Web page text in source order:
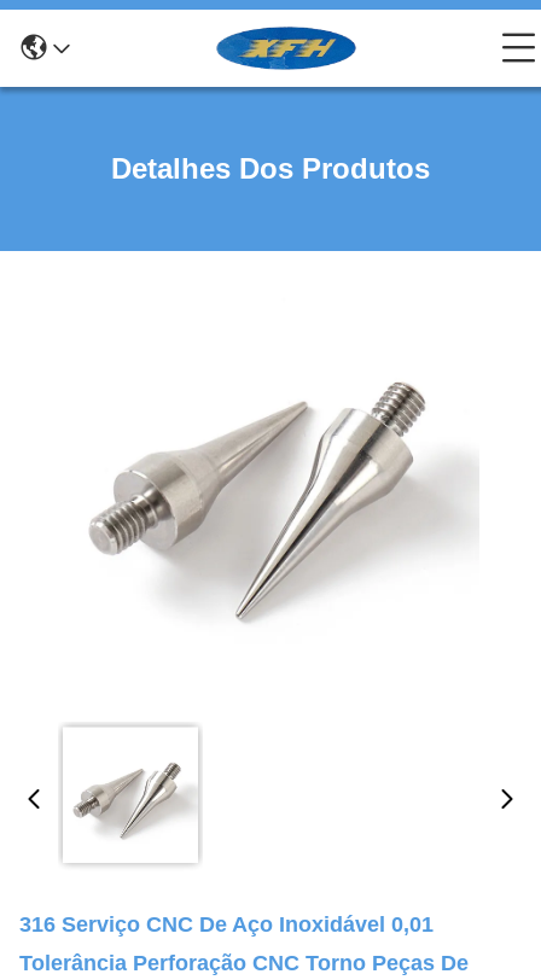
Detalhes Dos Produtos
316 Serviço CNC De Aço Inoxidável 0,01
Tolerância Perforação CNC Torno Peças De